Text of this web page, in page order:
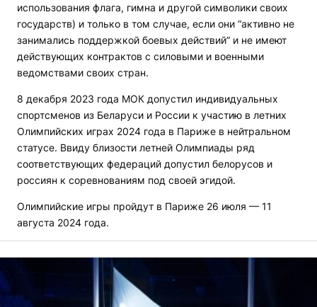
использования флага, гимна и другой символики своих
государств) и только в том случае, если они “активно не
занимались поддержкой боевых действий” и не имеют
действующих контрактов с силовыми и военными
ведомствами своих стран.
8 декабря 2023 года МОК допустил индивидуальных
спортсменов из Беларуси и России к участию в летних
Олимпийских играх 2024 года в Париже в нейтральном
статусе. Ввиду близости летней Олимпиады ряд
соответствующих федераций допустил белорусов и
россиян к соревнованиям под своей эгидой.
Олимпийские игры пройдут в Париже 26 июля — 11
августа 2024 года.